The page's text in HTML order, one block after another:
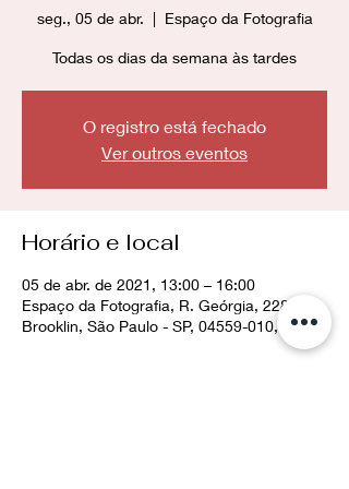
seg., 05 de abr.
  |
Espaço da Fotografia
Todas os dias da semana às tardes
O registro está fechado
Ver outros eventos
Horário e local
05 de abr. de 2021, 13:00 – 16:00
Espaço da Fotografia, R. Geórgia, 228 -
Brooklin, São Paulo - SP, 04559-010, Brasil